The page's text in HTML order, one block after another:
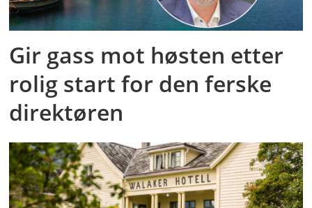
Gir gass mot høsten etter
rolig start for den ferske
direktøren